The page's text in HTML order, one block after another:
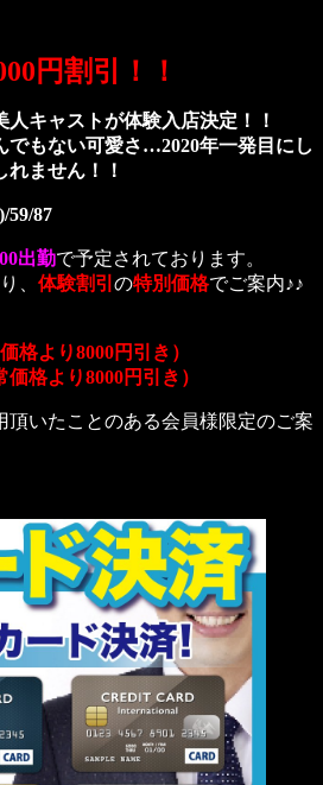
円割引！！
キャストが体験入店決定！！
でもない可愛さ…2020年一発目にし
ません！！
59/87
出勤で予定されております。
、 体験割引 の特別価格でご案内♪♪
格より8000円引き）
格より8000円引き）
いたことのある会員様限定のご案